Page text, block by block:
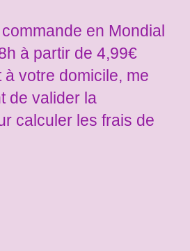
en Mondial
à partir de 4,99€
votre domicile, me
de valider la
calculer les frais de